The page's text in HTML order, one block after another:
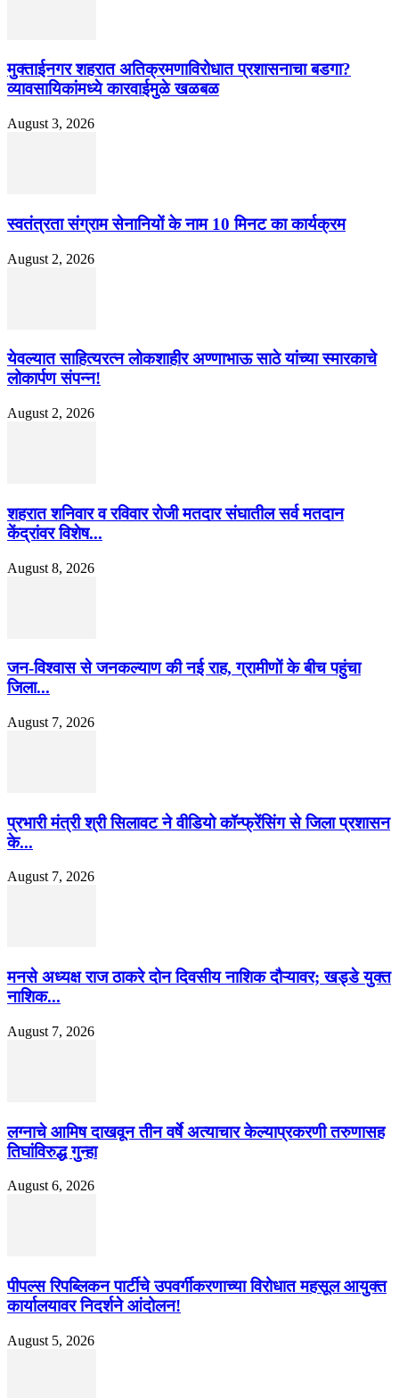
मुक्ताईनगर शहरात अतिक्रमणाविरोधात प्रशासनाचा बडगा?
व्यावसायिकांमध्ये कारवाईमुळे खळबळ
August 3, 2026
स्वतंत्रता संग्राम सेनानियों के नाम 10 मिनट का कार्यक्रम
August 2, 2026
येवल्यात साहित्यरत्न लोकशाहीर अण्णाभाऊ साठे यांच्या स्मारकाचे
लोकार्पण संपन्न!
August 2, 2026
शहरात शनिवार व रविवार रोजी मतदार संघातील सर्व मतदान
केंद्रांवर विशेष...
August 8, 2026
जन-विश्वास से जनकल्याण की नई राह, ग्रामीणों के बीच पहुंचा
जिला...
August 7, 2026
प्रभारी मंत्री श्री सिलावट ने वीडियो कॉन्फ्रेंसिंग से जिला प्रशासन
के...
August 7, 2026
मनसे अध्यक्ष राज ठाकरे दोन दिवसीय नाशिक दौऱ्यावर; खड्डे युक्त
नाशिक...
August 7, 2026
लग्नाचे आमिष दाखवून तीन वर्षे अत्याचार केल्याप्रकरणी तरुणासह
तिघांविरुद्ध गुन्हा
August 6, 2026
पीपल्स रिपब्लिकन पार्टीचे उपवर्गीकरणाच्या विरोधात महसूल आयुक्त
कार्यालयावर निदर्शने आंदोलन!
August 5, 2026